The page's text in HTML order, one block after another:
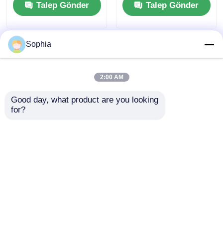
derecede
termoplastik plastik
enjeksiyon kalıplama
Talep Gönder
Sıcak Koşucu Tıbbi
Enjeksiyon
Kalıplaması
Talep Gönder
Sophia
2:00 AM
Good day, what product are you looking
for?